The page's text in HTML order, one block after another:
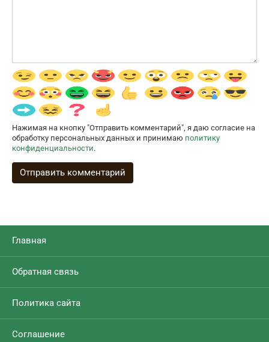
Нажимая на кнопку "Отправить комментарий", я даю согласие на
обработку персональных данных и принимаю политику
конфиденциальности.
Главная
Обратная связь
Политика сайта
Соглашение